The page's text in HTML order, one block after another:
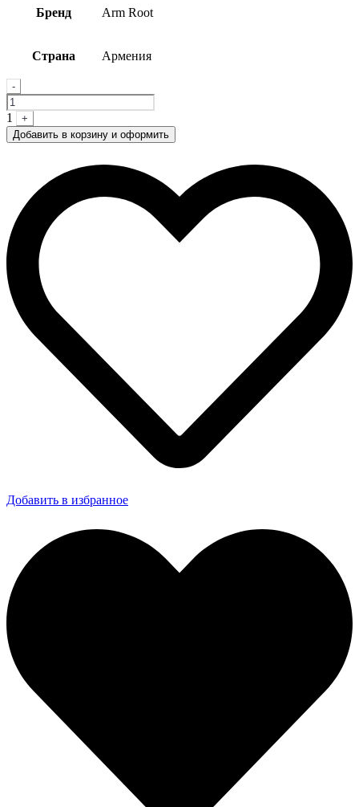
Бренд Arm Root
Страна Армения
Quantity
-
1
+
Добавить в корзину и оформить
Добавить в избранное